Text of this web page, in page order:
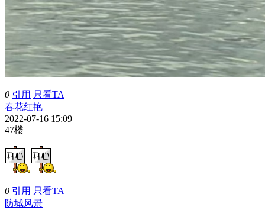
0 引用 只看TA
春花红艳
2022-07-16 15:09
47楼
0 引用 只看TA
防城风景